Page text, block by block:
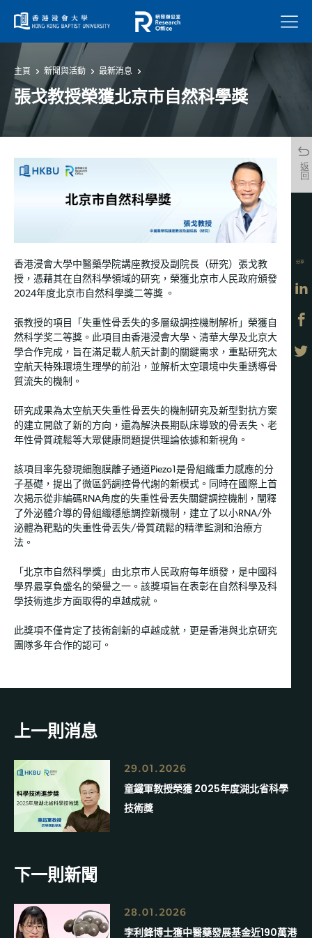
菜單
主頁 新聞與活動 最新消息
張戈教授榮獲北京市自然科學獎
返回
香港浸會大學中醫藥學院講座教授及副院長（研究）張戈教
授，憑藉其在自然科學領域的研究，榮獲北京市人民政府頒發
2024年度北京市自然科學獎二等獎 。
張教授的項目「失重性骨丢失的多層级調控機制解析」榮獲自
然科学奖二等獎。此項目由香港浸會大學、清華大學及北京大
學合作完成，旨在滿足載人航天計劃的關鍵需求，重點研究太
空航天特殊環境生理學的前沿，並解析太空環境中失重誘導骨
質流失的機制。
研究成果為太空航天失重性骨丟失的機制研究及新型對抗方案
的建立開啟了新的方向，還為解決長期臥床導致的骨丟失、老
年性骨質疏鬆等大眾健康問題提供理論依據和新視角。
該項目率先發現細胞膜離子通道Piezo1是骨組織重力感應的分
子基礎，提出了微區鈣調控骨代謝的新模式。同時在國際上首
次揭示從非編碼RNA角度的失重性骨丟失關鍵調控機制，闡釋
了外泌體介導的骨組織穩態調控新機制，建立了以小RNA/外
泌體為靶點的失重性骨丟失/骨質疏鬆的精準監測和治療方
法。
「北京市自然科學獎」由北京市人民政府每年頒發，是中國科
學界最享負盛名的榮譽之一。該獎項旨在表彰在自然科學及科
學技術進步方面取得的卓越成就。
此獎項不僅肯定了技術創新的卓越成就，更是香港與北京研究
團隊多年合作的認可。
分享
上一則消息
29.01.2026
童鐵軍教授榮獲 2025年度湖北省科學
技術獎
下一則新聞
28.01.2026
李利鋒博士獲中醫藥發展基金近190萬港